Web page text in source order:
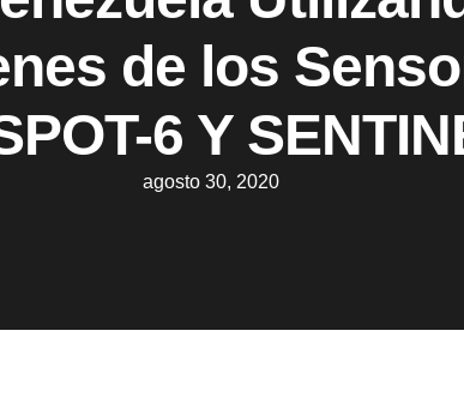
de los
6 Y
agosto 30, 2020